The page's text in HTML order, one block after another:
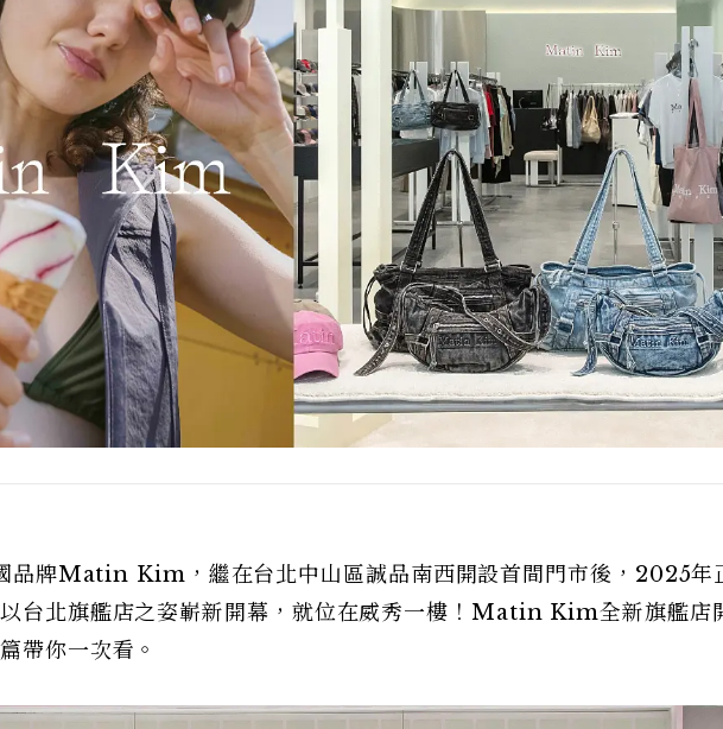
品牌Matin Kim，繼在台北中山區誠品南西開設首間門市後，2025年
台北旗艦店之姿嶄新開幕，就位在威秀一樓！Matin Kim全新旗艦店
帶你一次看。